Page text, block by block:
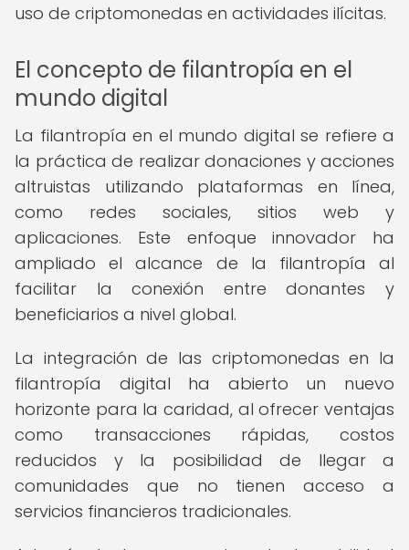
uso de criptomonedas en actividades ilícitas.
El concepto de filantropía en el
mundo digital
La filantropía en el mundo digital se refiere a
la práctica de realizar donaciones y acciones
altruistas utilizando plataformas en línea,
como redes sociales, sitios web y
aplicaciones. Este enfoque innovador ha
ampliado el alcance de la filantropía al
facilitar la conexión entre donantes y
beneficiarios a nivel global.
La integración de las criptomonedas en la
filantropía digital ha abierto un nuevo
horizonte para la caridad, al ofrecer ventajas
como transacciones rápidas, costos
reducidos y la posibilidad de llegar a
comunidades que no tienen acceso a
servicios financieros tradicionales.